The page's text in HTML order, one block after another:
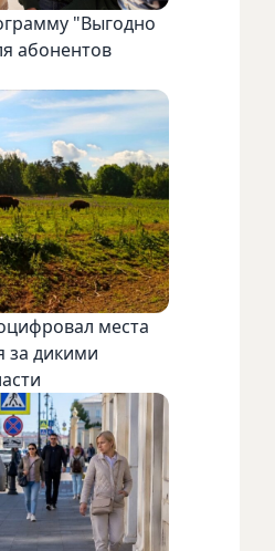
"Выгодно
абонентов
места
за дикими